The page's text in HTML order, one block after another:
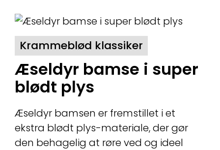
Krammeblød klassiker
Æseldyr bamse i super
blødt plys
Æseldyr bamsen er fremstillet i et
ekstra blødt plys-materiale, der gør
den behagelig at røre ved og ideel